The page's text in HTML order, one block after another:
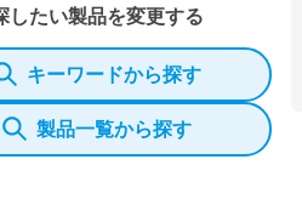
したい製品を変更する
キーワードから探す
製品一覧から探す